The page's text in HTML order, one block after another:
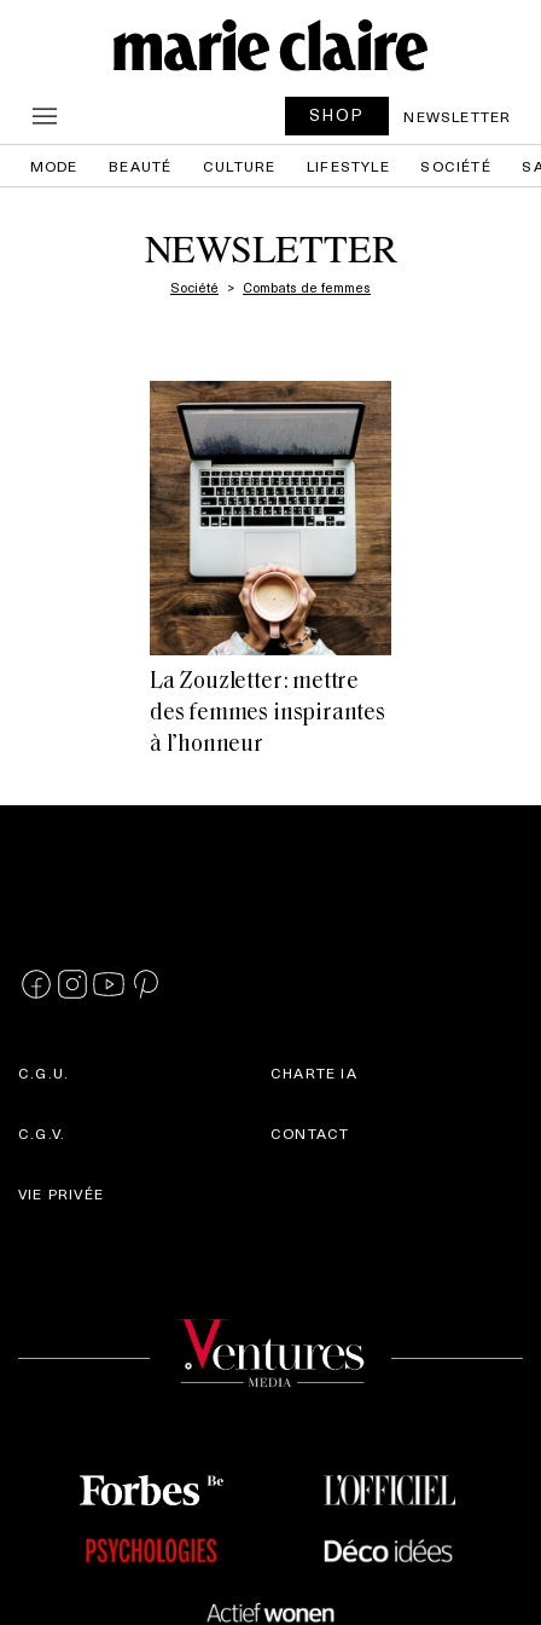
SHOP NEWSLETTER
MODE BEAUTÉ CULTURE LIFESTYLE SOCIÉTÉ
NEWSLETTER
Société Combats de femmes
La Zouzletter: mettre
des femmes inspirantes
à l’honneur
C.G.U.
C.G.V.
CHARTE IA
CONTACT
VIE PRIVÉE